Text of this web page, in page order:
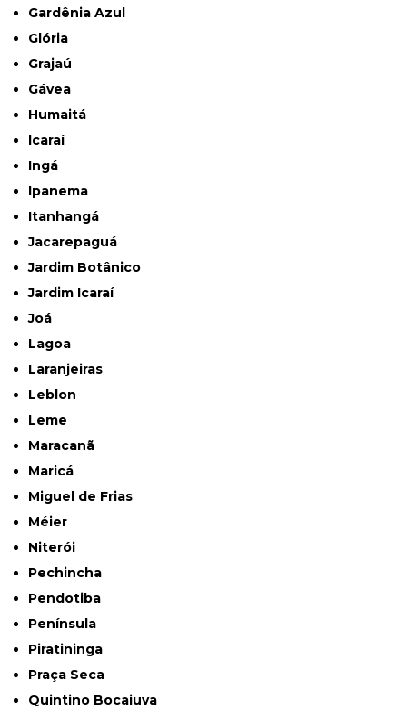
Gardênia Azul
Glória
Grajaú
Gávea
Humaitá
Icaraí
Ingá
Ipanema
Itanhangá
Jacarepaguá
Jardim Botânico
Jardim Icaraí
Joá
Lagoa
Laranjeiras
Leblon
Leme
Maracanã
Maricá
Miguel de Frias
Méier
Niterói
Pechincha
Pendotiba
Península
Piratininga
Praça Seca
Quintino Bocaiuva